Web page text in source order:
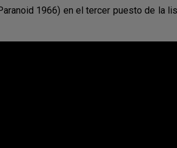
1966) en el tercer puesto de la